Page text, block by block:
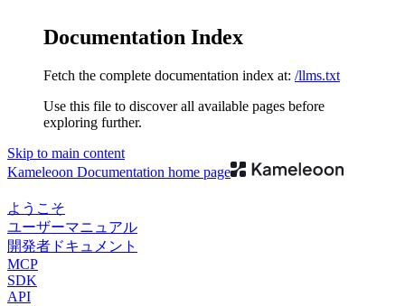
Documentation Index
Fetch the complete documentation index at: /llms.txt
Use this file to discover all available pages before
exploring further.
Skip to main content
Kameleoon Documentation home page
ようこそ
ユーザーマニュアル
開発者ドキュメント
MCP
SDK
API